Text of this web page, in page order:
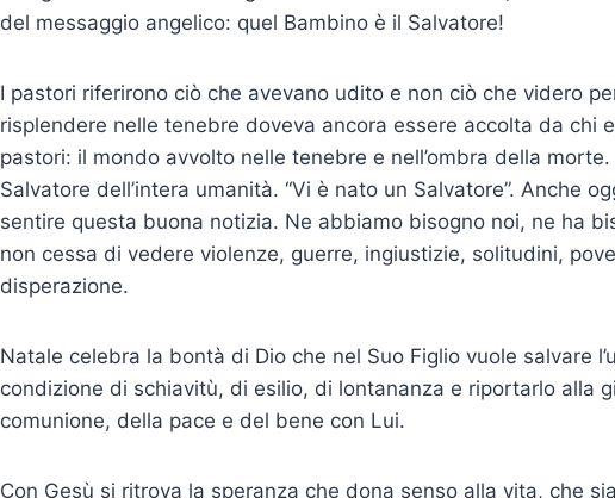
del messaggio angelico: quel Bambino è il Salvatore!
I pastori riferirono ciò che avevano udito e non ciò che videro
risplendere nelle tenebre doveva ancora essere accolta da chi
pastori: il mondo avvolto nelle tenebre e nell’ombra della
Salvatore dell’intera umanità. “Vi è nato un Salvatore”. Anche
sentire questa buona notizia. Ne ab­biamo bisogno noi, ne ha
non cessa di vedere violenze, guerre, ingiustizie, solitudini,
disperazione.
Natale celebra la bontà di Dio che nel Suo Figlio vuole salvare
condizione di schiavitù, di esilio, di lontananza e riportarlo alla
comunione, della pace e del bene con Lui.
Con Gesù si ritrova la speranza che dona senso alla vita, che